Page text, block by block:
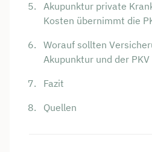
Akupunktur private
Kosten übernimmt die
Worauf sollten
Akupunktur und der
Fazit
Quellen